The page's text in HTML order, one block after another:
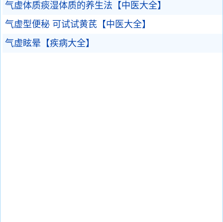
气虚体质痰湿体质的养生法【中医大全】
气虚型便秘 可试试黄芪【中医大全】
气虚眩晕【疾病大全】